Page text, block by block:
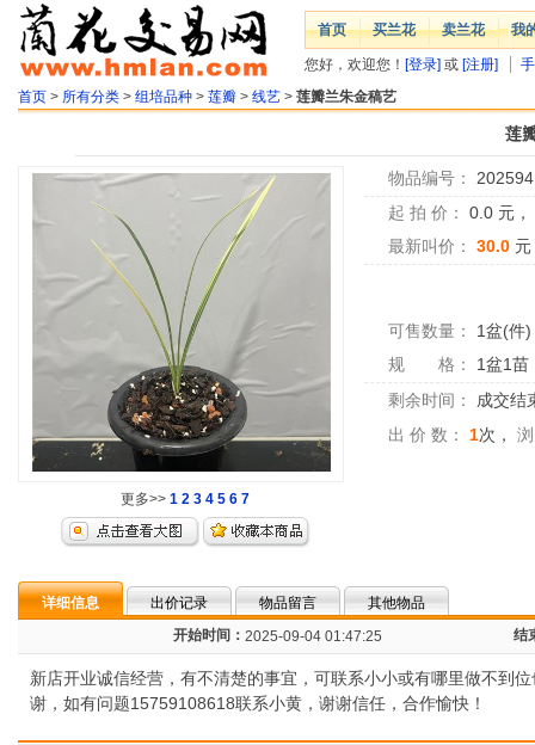
首页 买兰花 卖兰花 我
您好，欢迎您！ [登录] 或 [注册]
首页 > 所有分类 > 组培品种 > 莲瓣 > 线艺 > 莲瓣兰朱金稿艺
莲
更多>> 1 2 3 4 5 6 7
物品编号：
起 拍 价：
0.0 元，
最新叫价：
30.0 元
可售数量： 1盆(件)
规 格：
1盆1苗
剩余时间：
成交结
出 价 数：
1次，
详细信息 出价记录 物品留言
其他物品
开始时间： 2025-09-04 01:47:25 结
新店开业诚信经营，有不清楚的事宜，可联系小小或有哪里做不到
谢，如有问题15759108618联系小黄，谢谢信任，合作愉快！